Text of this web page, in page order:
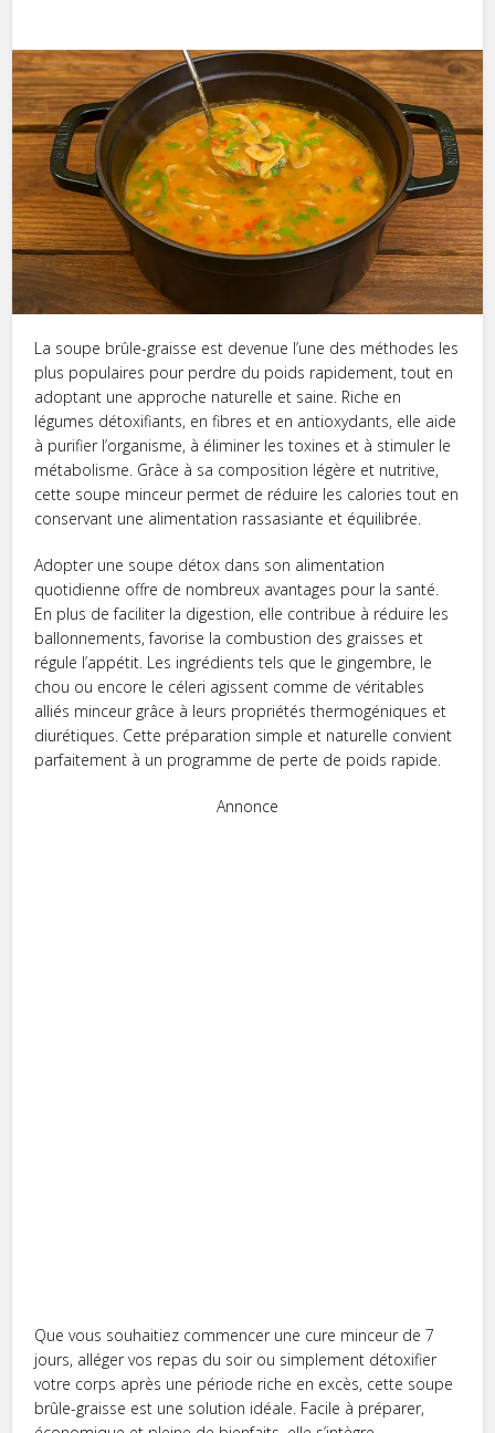
La soupe brûle-graisse est devenue l’une des méthodes les
plus populaires pour perdre du poids rapidement, tout en
adoptant une approche naturelle et saine. Riche en
légumes détoxifiants, en fibres et en antioxydants, elle aide
à purifier l’organisme, à éliminer les toxines et à stimuler le
métabolisme. Grâce à sa composition légère et nutritive,
cette soupe minceur permet de réduire les calories tout en
conservant une alimentation rassasiante et équilibrée.
Adopter une soupe détox dans son alimentation
quotidienne offre de nombreux avantages pour la santé.
En plus de faciliter la digestion, elle contribue à réduire les
ballonnements, favorise la combustion des graisses et
régule l’appétit. Les ingrédients tels que le gingembre, le
chou ou encore le céleri agissent comme de véritables
alliés minceur grâce à leurs propriétés thermogéniques et
diurétiques. Cette préparation simple et naturelle convient
parfaitement à un programme de perte de poids rapide.
Annonce
Que vous souhaitiez commencer une cure minceur de 7
jours, alléger vos repas du soir ou simplement détoxifier
votre corps après une période riche en excès, cette soupe
brûle-graisse est une solution idéale. Facile à préparer,